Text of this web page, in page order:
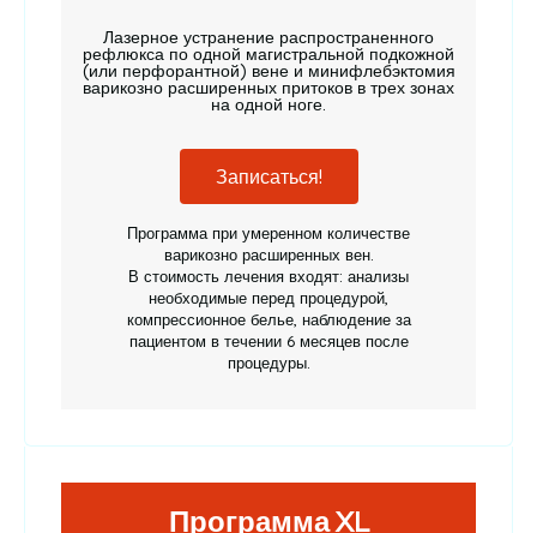
Лазерное устранение распространенного
рефлюкса по одной магистральной подкожной
(или перфорантной) вене и минифлебэктомия
варикозно расширенных притоков в трех зонах
на одной ноге.
Записаться!
Программа при умеренном количестве
варикозно расширенных вен.
В стоимость лечения входят: анализы
необходимые перед процедурой,
компрессионное белье, наблюдение за
пациентом в течении 6 месяцев после
процедуры.
Программа XL